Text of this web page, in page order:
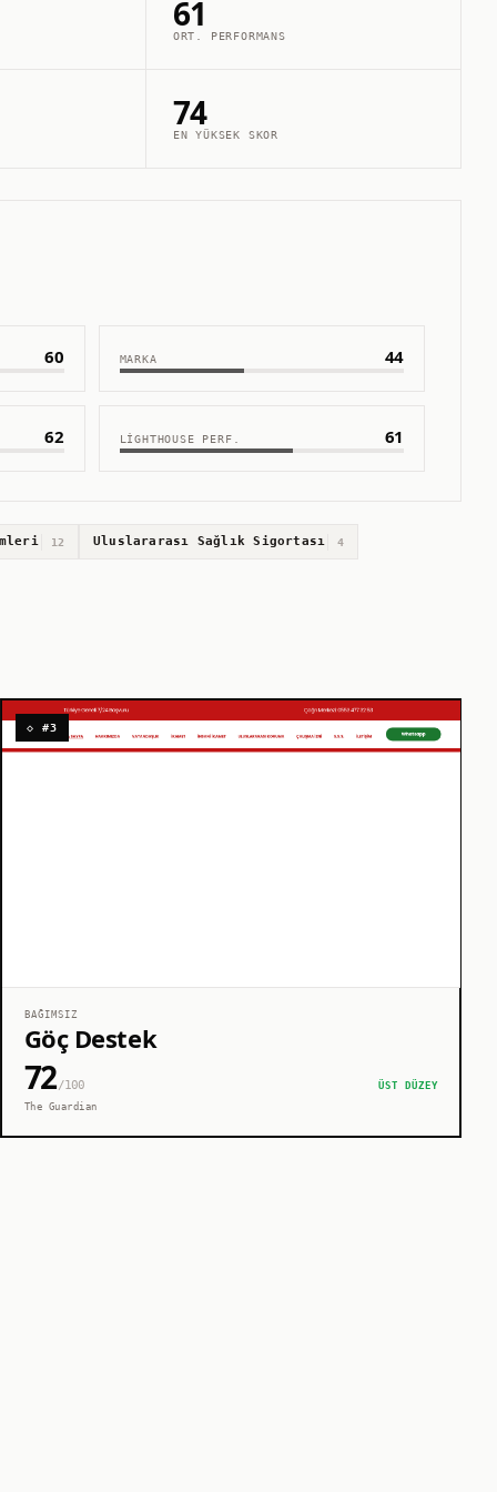
61
ORT. PERFORMANS
74
EN YÜKSEK SKOR
60 MARKA 44
62 LIGHTHOUSE PERF. 61
12 Uluslararası Sağlık Sigortası 4
◇ #3
BAĞIMSIZ
Göç Destek
72/100
ÜST DÜZEY
The Guardian